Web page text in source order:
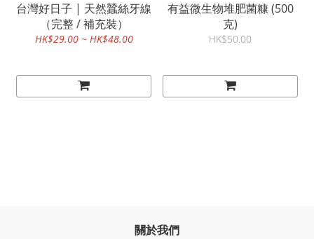
台灣好日子 | 天然蠶絲牙線
（完整 / 補充裝）
HK$29.00 ~ HK$48.00
有益微生物堆肥菌糠 (500
克)
HK$50.00
關於我們